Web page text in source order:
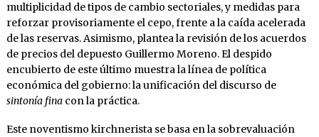
multiplicidad de tipos de cambio sectoriales, y medidas para
reforzar provisoriamente el cepo, frente a la caída acelerada
de las reservas. Asimismo, plantea la revisión de los acuerdos
de precios del depuesto Guillermo Moreno. El despido
encubierto de este último muestra la línea de política
económica del gobierno: la unificación del discurso de
sintonía fina con la práctica.
Este noventismo kirchnerista se basa en la sobrevaluación